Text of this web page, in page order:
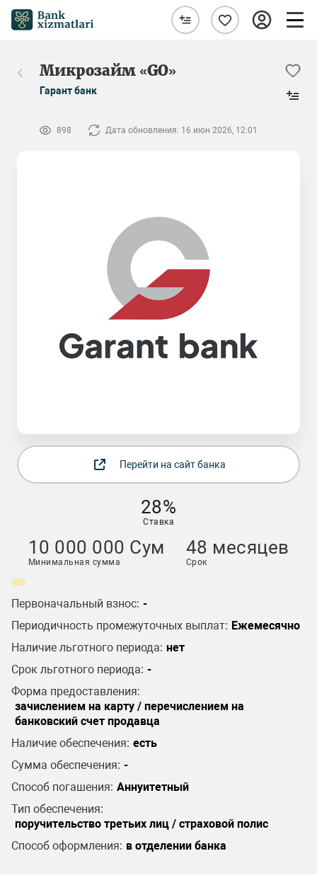
Микрозайм «GO»
Гарант банк
898 Дата обновления: 16 июн 2026, 12:01
Перейти на сайт банка
28%
Ставка
10 000 000 Сум
Минимальная сумма
48 месяцев
Срок
Первоначальный взнос: -
Периодичность промежуточных выплат: Ежемесячно
Наличие льготного периода: нет
Срок льготного периода: -
Форма предоставления:
зачислением на карту / перечислением на
банковский счет продавца
Наличие обеспечения: есть
Сумма обеспечения: -
Способ погашения: Аннуитетный
Тип обеспечения:
поручительство третьих лиц / страховой полис
Способ оформления: в отделении банка